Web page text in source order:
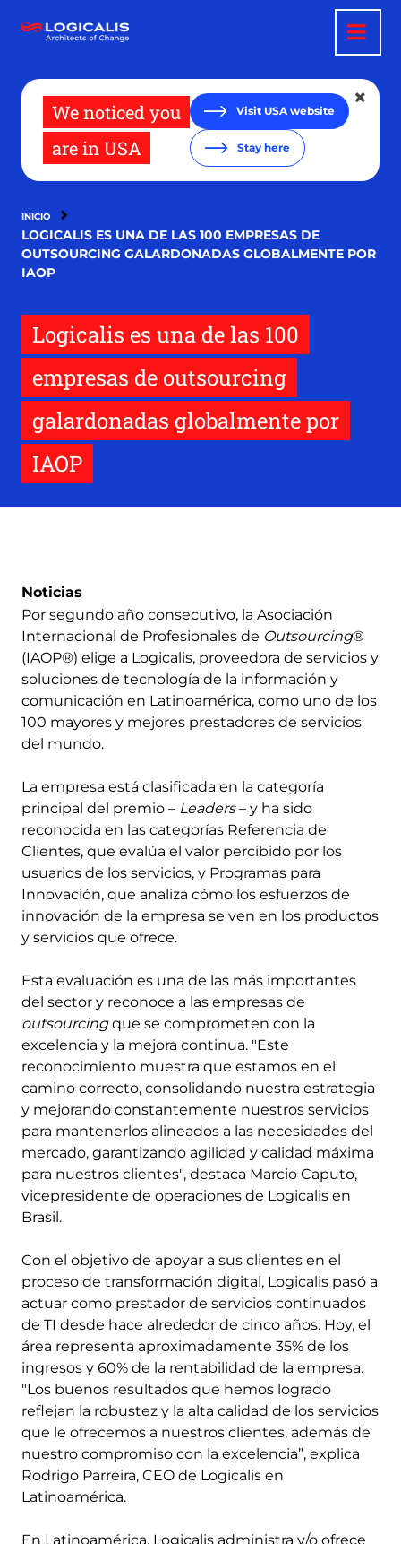
contenido
We noticed you
are in USA
Visit USA website
Stay here
INICIO
LOGICALIS ES UNA DE LAS 100 EMPRESAS DE
OUTSOURCING GALARDONADAS GLOBALMENTE POR
IAOP
Logicalis es una de las 100
empresas de outsourcing
galardonadas globalmente por
IAOP
Noticias
Por segundo año consecutivo, la Asociación
Internacional de Profesionales de Outsourcing®
(IAOP®) elige a Logicalis, proveedora de servicios y
soluciones de tecnología de la información y
comunicación en Latinoamérica, como uno de los
100 mayores y mejores prestadores de servicios
del mundo.
La empresa está clasificada en la categoría
principal del premio – Leaders– y ha sido
reconocida en las categorías Referencia de
Clientes, que evalúa el valor percibido por los
usuarios de los servicios, y Programas para
Innovación, que analiza cómo los esfuerzos de
innovación de la empresa se ven en los productos
y servicios que ofrece.
Esta evaluación es una de las más importantes
del sector y reconoce a las empresas de
outsourcingque se comprometen con la
excelencia y la mejora continua. "Este
reconocimiento muestra que estamos en el
camino correcto, consolidando nuestra estrategia
y mejorando constantemente nuestros servicios
para mantenerlos alineados a las necesidades del
mercado, garantizando agilidad y calidad máxima
para nuestros clientes", destaca Marcio Caputo,
vicepresidente de operaciones de Logicalis en
Brasil.
Con el objetivo de apoyar a sus clientes en el
proceso de transformación digital, Logicalis pasó a
actuar como prestador de servicios continuados
de TI desde hace alrededor de cinco años. Hoy, el
área representa aproximadamente 35% de los
ingresos y 60% de la rentabilidad de la empresa.
"Los buenos resultados que hemos logrado
reflejan la robustez y la alta calidad de los servicios
que le ofrecemos a nuestros clientes, además de
nuestro compromiso con la excelencia”, explica
Rodrigo Parreira, CEO de Logicalis en
Latinoamérica.
En Latinoamérica, Logicalis administra y/o ofrece